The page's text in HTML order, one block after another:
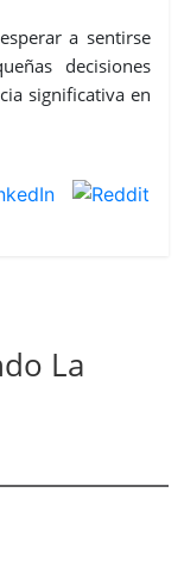
a sentirse
decisiones
significativa en
La